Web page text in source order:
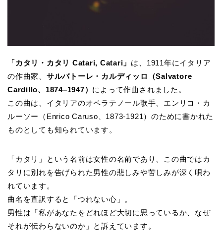
「カタリ・カタリ Catari, Catari」 は、1911年にイタリア
の作曲家、 サルバトーレ・カルディッロ（Salvatore
Cardillo、1874–1947） によって作曲されました。
この曲は、イタリアのオペラテノール歌手、エンリコ・カ
ルーソー（Enrico Caruso、1873‐1921）のために書かれた
ものとしても知られています。
「カタリ」という名前は女性の名前であり、この曲ではカ
タリに別れを告げられた男性の悲しみや苦しみが深く唄わ
れています。
曲名を直訳すると「つれない心」。
男性は「私があなたをどれほど大切に思っているか、なぜ
それが伝わらないのか」と訴えています。